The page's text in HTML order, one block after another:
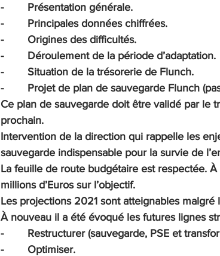
-        Présentation générale.
-        Principales données chiffrées.
-        Origines des difficultés.
-        Déroulement de la période d’adaptation.
-        Situation de la trésorerie de Flunch.
-        Projet de plan de sauvegarde Flunch
Ce plan de sauvegarde doit être validé par le
prochain.
Intervention de la direction qui rappelle les
sauvegarde indispensable pour la survie de
La feuille de route budgétaire est respectée.
millions d’Euros sur l’objectif.
Les projections 2021 sont atteignables
À nouveau il a été évoqué les futures lignes
-        Restructurer (sauvegarde, PSE et
-        Optimiser.